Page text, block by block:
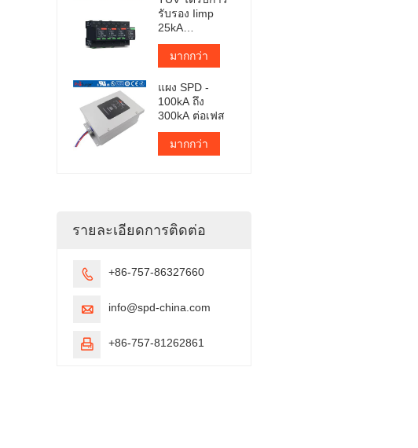
รับรอง Iimp
25kA
Pluggable
Surge
Protector
มากกว่า
แผง SPD -
100kA ถึง
300kA ต่อเฟส
มากกว่า
รายละเอียดการติดต่อ
 +86-757-86327660
 info@spd-china.com
 +86-757-81262861